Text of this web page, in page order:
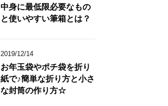
中身に最低限必要なもの
と使いやすい筆箱とは？
2019/12/14
お年玉袋やポチ袋を折り
紙で♪簡単な折り方と小さ
な封筒の作り方☆